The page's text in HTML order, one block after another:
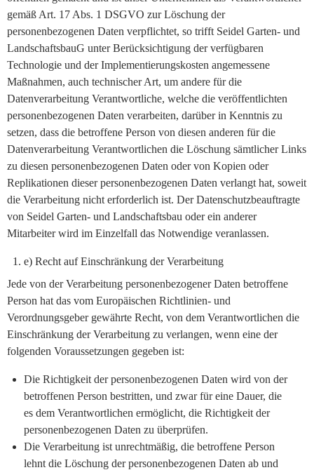
gemäß Art. 17 Abs. 1 DSGVO zur Löschung der
personenbezogenen Daten verpflichtet, so trifft Seidel Garten- und
LandschaftsbauG unter Berücksichtigung der verfügbaren
Technologie und der Implementierungskosten angemessene
Maßnahmen, auch technischer Art, um andere für die
Datenverarbeitung Verantwortliche, welche die veröffentlichten
personenbezogenen Daten verarbeiten, darüber in Kenntnis zu
setzen, dass die betroffene Person von diesen anderen für die
Datenverarbeitung Verantwortlichen die Löschung sämtlicher Links
zu diesen personenbezogenen Daten oder von Kopien oder
Replikationen dieser personenbezogenen Daten verlangt hat, soweit
die Verarbeitung nicht erforderlich ist. Der Datenschutzbeauftragte
von Seidel Garten- und Landschaftsbau oder ein anderer
Mitarbeiter wird im Einzelfall das Notwendige veranlassen.
e) Recht auf Einschränkung der Verarbeitung
Jede von der Verarbeitung personenbezogener Daten betroffene
Person hat das vom Europäischen Richtlinien- und
Verordnungsgeber gewährte Recht, von dem Verantwortlichen die
Einschränkung der Verarbeitung zu verlangen, wenn eine der
folgenden Voraussetzungen gegeben ist:
Die Richtigkeit der personenbezogenen Daten wird von der
betroffenen Person bestritten, und zwar für eine Dauer, die
es dem Verantwortlichen ermöglicht, die Richtigkeit der
personenbezogenen Daten zu überprüfen.
Die Verarbeitung ist unrechtmäßig, die betroffene Person
lehnt die Löschung der personenbezogenen Daten ab und